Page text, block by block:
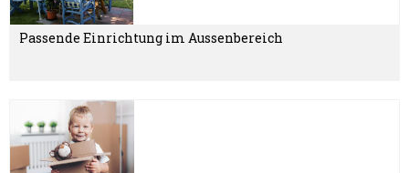
Passende Einrichtung im Aussenbereich